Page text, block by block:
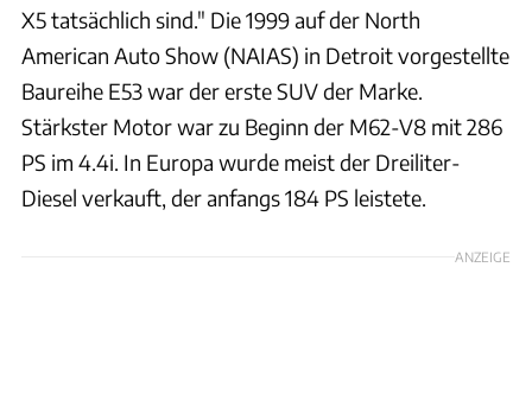
X5 tatsächlich sind." Die 1999 auf der North
American Auto Show (NAIAS) in Detroit vorgestellte
Baureihe E53 war der erste SUV der Marke.
Stärkster Motor war zu Beginn der M62-V8 mit 286
PS im 4.4i. In Europa wurde meist der Dreiliter-
Diesel verkauft, der anfangs 184 PS leistete.
ANZEIGE